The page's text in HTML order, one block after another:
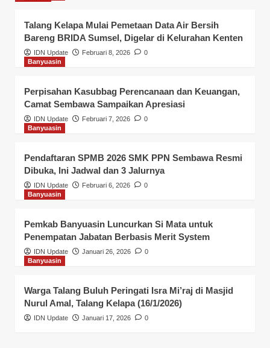
Talang Kelapa Mulai Pemetaan Data Air Bersih
Bareng BRIDA Sumsel, Digelar di Kelurahan Kenten
IDN Update Februari 8, 2026
0
Banyuasin
Perpisahan Kasubbag Perencanaan dan Keuangan,
Camat Sembawa Sampaikan Apresiasi
IDN Update Februari 7, 2026
0
Banyuasin
Pendaftaran SPMB 2026 SMK PPN Sembawa Resmi
Dibuka, Ini Jadwal dan 3 Jalurnya
IDN Update Februari 6, 2026
0
Banyuasin
Pemkab Banyuasin Luncurkan Si Mata untuk
Penempatan Jabatan Berbasis Merit System
IDN Update Januari 26, 2026
0
Banyuasin
Warga Talang Buluh Peringati Isra Mi’raj di Masjid
Nurul Amal, Talang Kelapa (16/1/2026)
IDN Update Januari 17, 2026 0